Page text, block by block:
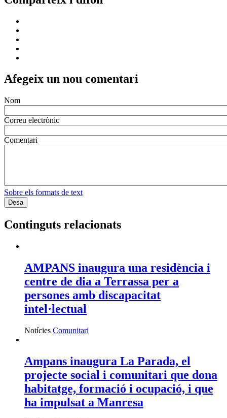
Afegeix un nou comentari
Nom
Correu electrònic
Comentari
Sobre els formats de text
Continguts relacionats
AMPANS inaugura una residència i
centre de dia a Terrassa per a
persones amb discapacitat
intel·lectual
Notícies Comunitari
Ampans inaugura La Parada, el
projecte social i comunitari que dona
habitatge, formació i ocupació, i que
ha impulsat a Manresa